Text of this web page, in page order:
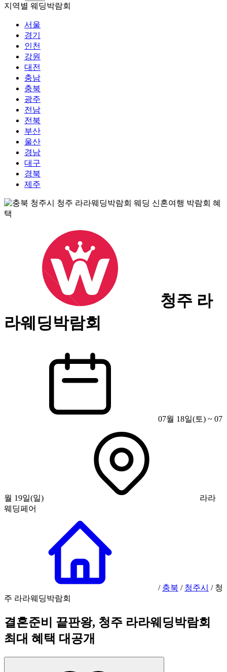
지역별 웨딩박람회
서울
경기
인천
강원
대전
충남
충북
광주
전남
전북
부산
울산
경남
대구
경북
제주
청주 라
라웨딩박람회
07월 18일(토) ~ 07
월 19일(일)
라라
웨딩페어
/ 충북 / 청주시 / 청
주 라라웨딩박람회
결혼준비 끝판왕, 청주 라라웨딩박람회
최대 혜택 대공개